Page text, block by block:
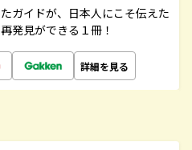
ガイドが、日本人にこそ伝えた
発見ができる１冊！
詳細を見る